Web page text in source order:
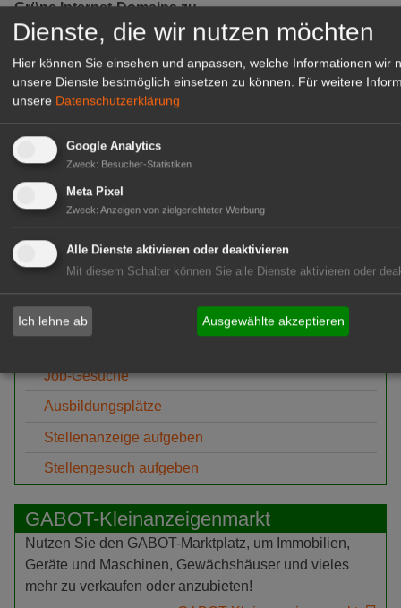
Grüne Internet-Domains zu
verkaufen!
geeignet für viele Unternehmen
der Grünen Branche.
zur Anzeige
Das GABOT-Branchenbuch
Das GABOT-Branchenbuch zeigt Firmen, Adressen
und Telefonnummern aus allen Bereichen der Grünen
Branche.
Zum Branchenbuch
GABOT jobs
Job-Gesuche
Ausbildungsplätze
Stellenanzeige aufgeben
Stellengesuch aufgeben
GABOT-Kleinanzeigenmarkt
Nutzen Sie den GABOT-Marktplatz, um Immobilien,
Geräte und Maschinen, Gewächshäuser und vieles
mehr zu verkaufen oder anzubieten!
Dienste, die wir nutzen möchten
Hier können Sie einsehen und anpassen, welche Informationen wir
unsere Dienste bestmöglich einsetzen zu können.
Für weitere
unsere Datenschutzerklärung
Google Analytics
Zweck: Besucher-Statistiken
Meta Pixel
Zweck: Anzeigen von zielgerichteter Werbung
Alle Dienste aktivieren oder deaktivieren
Mit diesem Schalter können Sie alle Dienste aktivieren oder
Ich lehne ab Ausgewählte akzeptieren